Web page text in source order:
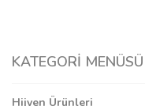
KATEGORI MENÜSÜ
Hijyen Ürünleri